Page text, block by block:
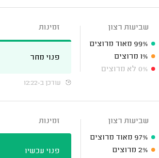
שביעות רצון
99% מאוד מרוצים
1% מרוצים
0% לא מרוצים
זמינות
פנוי מחר
עודכן ב-12:22
שביעות רצון
97% מאוד מרוצים
2% מרוצים
זמינות
פנוי עכשיו